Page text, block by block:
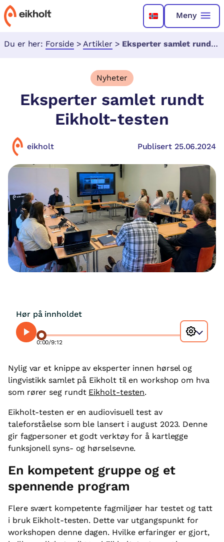
Meny
Du er her: Forside > Artikler > Eksperter samlet rundt Eikholt-testen
Nyheter
Eksperter samlet rundt
Eikholt-testen
eikholt Publisert 25.06.2024
Hør på innholdet
0:00/9:12
Nylig var et knippe av eksperter innen hørsel og
lingvistikk samlet på Eikholt til en workshop om hva
som rører seg rundt Eikholt-testen.
Eikholt-testen er en audiovisuell test av
taleforståelse som ble lansert i august 2023. Denne
gir fagpersoner et godt verktøy for å kartlegge
funksjonell syns- og hørselsevne.
En kompetent gruppe og et
spennende program
Flere svært kompetente fagmiljøer har testet og tatt
i bruk Eikholt-testen. Dette var utgangspunkt for
workshopen denne dagen. Hvilke erfaringer er gjort,